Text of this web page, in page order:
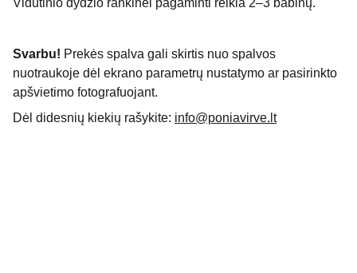
Vidutinio dydžio rankinei pagaminti reikia 2–3 babinų.
Svarbu! Prekės spalva gali skirtis nuo spalvos
nuotraukoje dėl ekrano parametrų nustatymo ar pasirinkto
apšvietimo fotografuojant.
Dėl didesnių kiekių rašykite: info@poniavirve.lt